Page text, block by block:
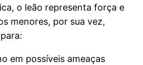
o leão representa força e
menores, por sua vez,
em possíveis ameaças